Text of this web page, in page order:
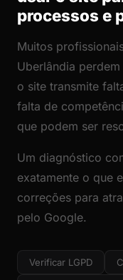
processos e
Muitos
Uberlândia
o site transmite
falta de
que podem ser
Um diagnóstico
exatamente o que
correções para
pelo Google.
Verificar LGPD